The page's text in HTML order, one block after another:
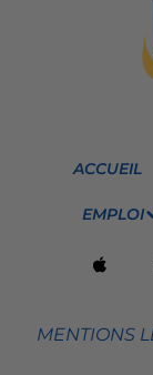
ACCUEIL
EMPLOI
MENTIONS